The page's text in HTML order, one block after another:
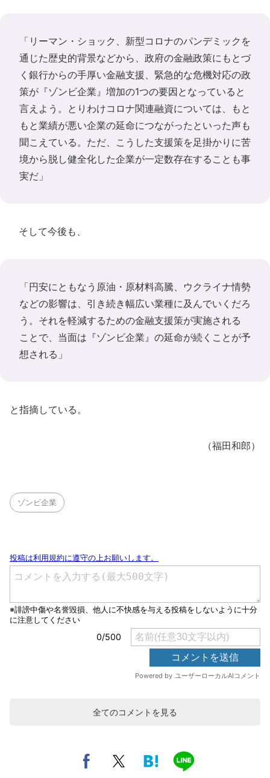
「リーマン・ショック、新型コロナのパンデミックを
通じた歴史的背景などから、政府の金融政策にもとづ
く銀行からの手厚い金融支援、緊急的な危機対応の政
策が『ゾンビ企業』増加の1つの要因となっていると
言えよう。とりわけコロナ関連融資については、もと
もと業績が悪い企業の延命につながったといった声も
聞こえている。ただ、こうした支援策を足掛かりに苦
境から脱し健全化した企業が一定数存在することも事
実だ」
そして今後も、
「円安にともなう原油・原材料高騰、ウクライナ情勢
などの影響は、引き続き幅広い業種に及んでいくだろ
う。それを軽減するための金融支援策が実施される
ことで、当面は『ゾンビ企業』の延命が続くことが予
想される」
と指摘している。
（福田和郎）
ゾンビ企業
全てのコメントを見る